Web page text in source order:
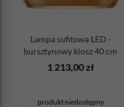
Lampa sufitowa LED -
bursztynowy klosz 40 cm
Solen Maytoni
1 213,00 zł
produkt niedostępny